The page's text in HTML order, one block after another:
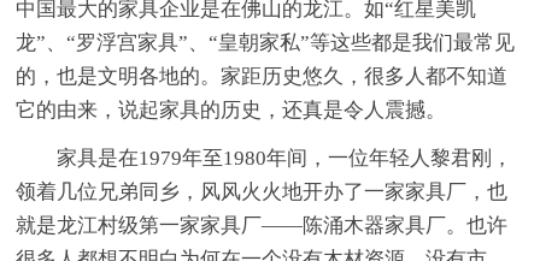
中国最大的家具企业是在佛山的龙江。如“红星美凯
龙”、“罗浮宫家具”、“皇朝家私”等这些都是我们最常见
的，也是文明各地的。家距历史悠久，很多人都不知道
它的由来，说起家具的历史，还真是令人震撼。
家具是在1979年至1980年间，一位年轻人黎君刚，
领着几位兄弟同乡，风风火火地开办了一家家具厂，也
就是龙江村级第一家家具厂——陈涌木器家具厂。也许